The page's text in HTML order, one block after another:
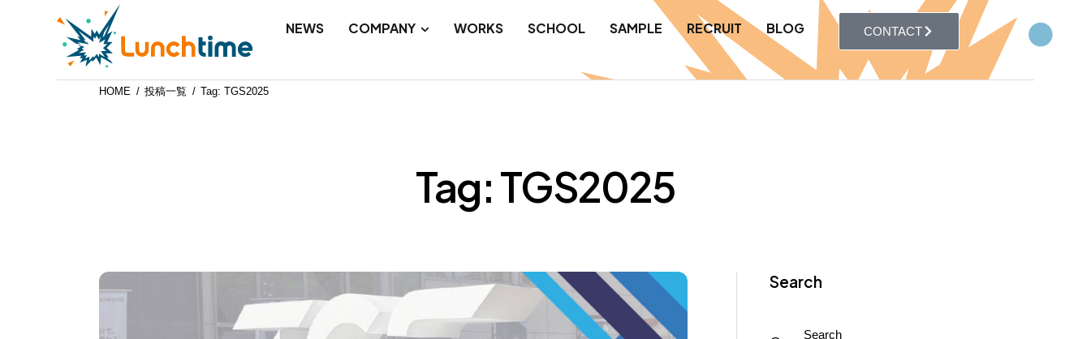
NEWS COMPANY WORKS SCHOOL SAMPLE RECRUIT BLOG CONTACT
HOME 投稿一覧 Tag: TGS2025
Tag: TGS2025
NEWS
SAMPLE
Search